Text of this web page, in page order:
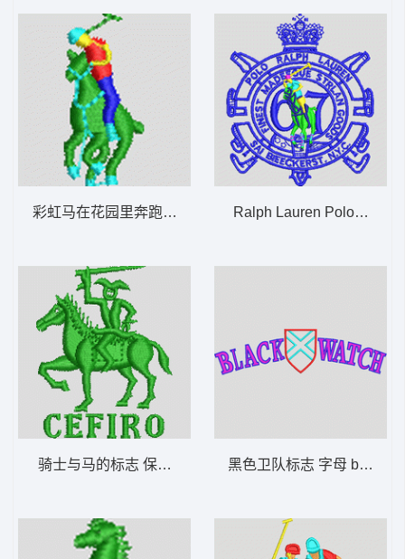
彩虹马在花园里奔跑 保罗 polo 骑马 男装
骑士与马的标志 保罗 polo 骑马 男装
Ralph Lauren Polo标志
黑色卫队标志 字母 black